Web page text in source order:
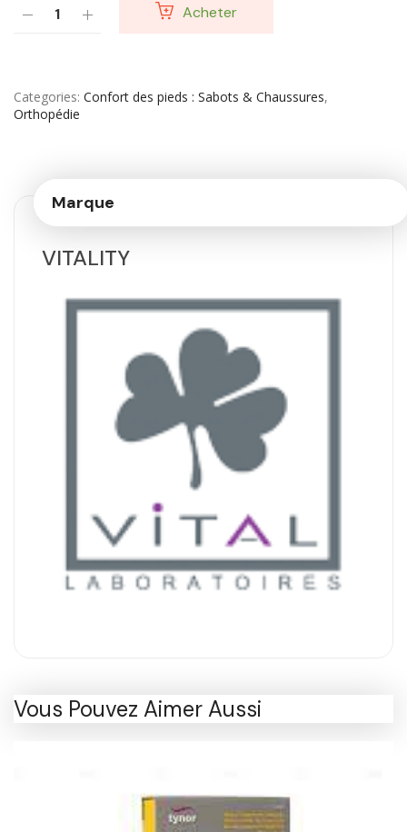
Acheter
Categories Confort des pieds : Sabots & Chaussures,
Orthopédie
Marque
VITALITY
Vous Pouvez Aimer Aussi